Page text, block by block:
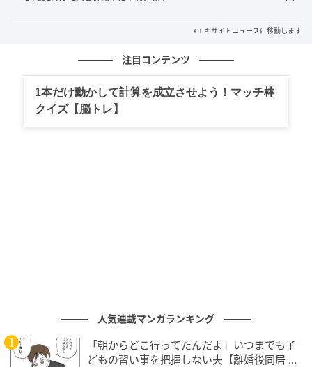
※エキサイトニュースに移動します
注目コンテンツ
1本だけ動かして計算を成立させよう！マッチ棒
クイズ【脳トレ】
人気連載マンガランキング
「朝からどこ行ってたんだよ」いつまでも子
どもの習い事を把握しない夫【離婚後同居 Vo